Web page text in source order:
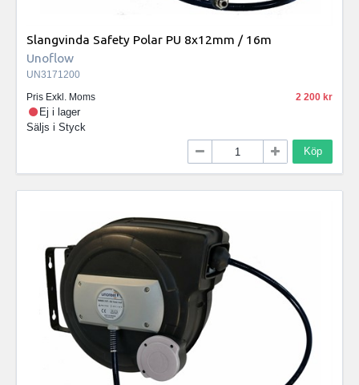
Slangvinda Safety Polar PU 8x12mm / 16m
Unoflow
UN3171200
Pris Exkl. Moms
2 200
Ej i lager
Säljs i Styck
Köp